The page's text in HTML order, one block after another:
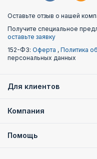
Оставьте отзыв о нашей
Получите специальное
оставьте заявку
152-ФЗ: Оферта , Политика
персональных данных
Для клиентов
Компания
Помощь